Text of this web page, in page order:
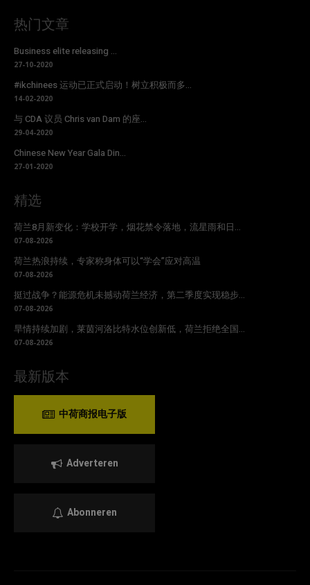
热门文章
Business elite releasing ...
27-10-2020
#ikchinees 运动已正式启动！树立积极而多...
14-02-2020
与 CDA 议员 Chris van Dam 的座...
29-04-2020
Chinese New Year Gala Din...
27-01-2020
精选
荷兰8月新变化：学校开学，烟花禁令落地，流星雨和日...
07-08-2026
荷兰热浪持续，专家称身体可以“学会”应对高温
07-08-2026
挺过战争？能源危机未撼动荷兰经济，第二季度实现稳步...
07-08-2026
旱情持续加剧，莱茵河洛比特水位创新低，荷兰拒绝全国...
07-08-2026
最新版本
中荷商报电子版
Adverteren
Abonneren